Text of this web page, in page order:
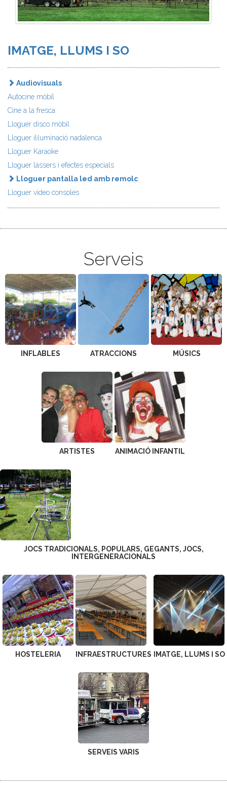
IMATGE, LLUMS I SO
Audiovisuals
Autocine mòbil
Cine a la fresca
Lloguer disco mòbil
Lloguer il·luminació nadalenca
Lloguer Karaoke
Lloguer làssers i efectes especials
Lloguer pantalla led amb remolc
Lloguer video consoles
Serveis
INFLABLES ATRACCIONS MÚSICS
ARTISTES ANIMACIÓ INFANTIL
JOCS TRADICIONALS, POPULARS, GEGANTS, JOCS,
INTERGENERACIONALS
HOSTELERIA INFRAESTRUCTURES IMATGE, LLUMS I SO
SERVEIS VARIS